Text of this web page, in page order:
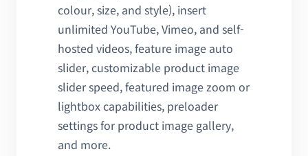
colour, size, and style), insert
unlimited YouTube, Vimeo, and self-
hosted videos, feature image auto
slider, customizable product image
slider speed, featured image zoom or
lightbox capabilities, preloader
settings for product image gallery,
and more.